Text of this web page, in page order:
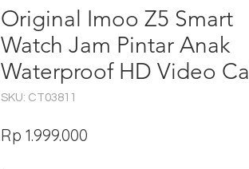
Original Imoo Z5 Smart
Watch Jam Pintar Anak
Waterproof HD Video Call
SKU: CT03811
Rp 1.999.000